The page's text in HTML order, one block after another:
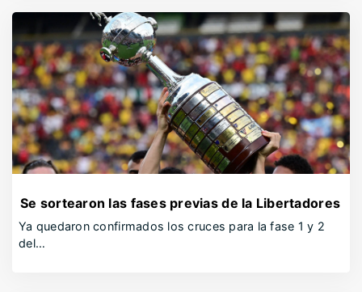
Se sortearon las fases previas de la Libertadores
Ya quedaron confirmados los cruces para la fase 1 y 2
del…